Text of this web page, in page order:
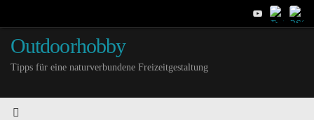
Outdoorhobby
Tipps für eine naturverbundene Freizeitgestaltung